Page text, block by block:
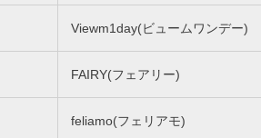
Viewm1day(ビュームワンデー)
FAIRY(フェアリー)
feliamo(フェリアモ)